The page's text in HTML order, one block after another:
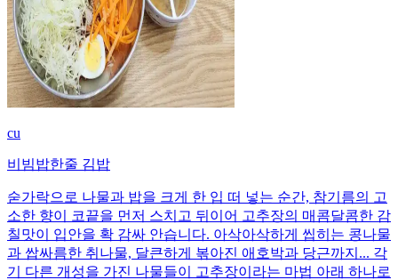
cu
비빔밥한줄 김밥
숟가락으로 나물과 밥을 크게 한 입 떠 넣는 순간, 참기름의 고
소한 향이 코끝을 먼저 스치고 뒤이어 고추장의 매콤달콤한 감
칠맛이 입안을 확 감싸 안습니다. 아삭아삭하게 씹히는 콩나물
과 쌉싸름한 취나물, 달큰하게 볶아진 애호박과 당근까지... 각
기 다른 개성을 가진 나물들이 고추장이라는 마법 아래 하나로